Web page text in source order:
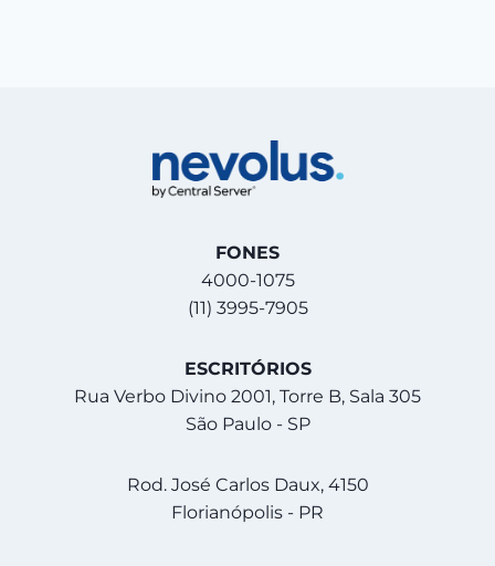
FONES
4000-1075
(11) 3995-7905
ESCRITÓRIOS
Rua Verbo Divino 2001, Torre B, Sala 305
São Paulo - SP
Rod. José Carlos Daux, 4150
Florianópolis - PR